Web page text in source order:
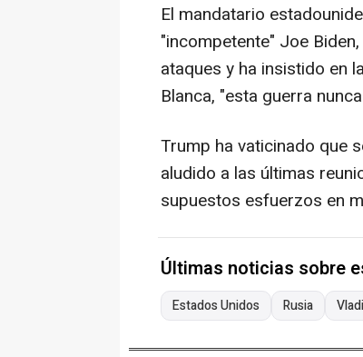
El mandatario
"incompetente" Joe
ataques y ha insistido en
Blanca, "esta guerra
Trump ha vaticinado que
aludido a las últimas
supuestos esfuerzos en
Últimas noticias sobre
Estados Unidos Rusia